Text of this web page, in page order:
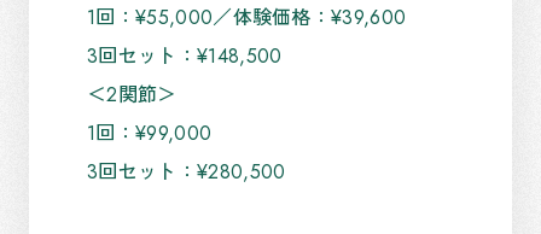
1回：¥55,000／体験価格：¥39,600
3回セット：¥148,500
＜2関節＞
1回：¥99,000
3回セット：¥280,500